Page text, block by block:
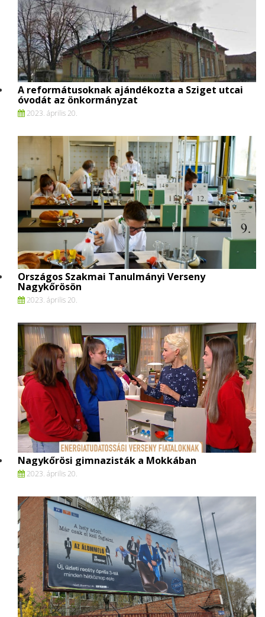
A reformátusoknak ajándékozta a Sziget utcai
óvodát az önkormányzat
2023. április 20.
Országos Szakmai Tanulmányi Verseny
Nagykőrösön
2023. április 20.
Nagykőrösi gimnazisták a Mokkában
2023. április 20.